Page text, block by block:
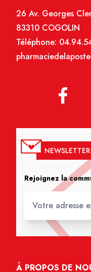
26 Av. Georges
83310 COGOLIN
Téléphone:
NEWSLETTER
Rejoignez la
À PROPOS DE